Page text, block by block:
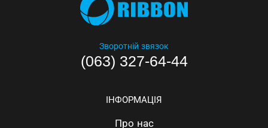
Зворотній звязок
(063) 327-64-44
ІНФОРМАЦІЯ
Про нас